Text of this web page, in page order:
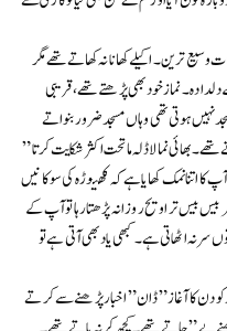
سیع ترین۔ اکیلے کھانا نہ کھاتے تھے مگر
۔ نماز خود بھی پڑھتے تھے ، قریبی
نہیں ہوتی تھی وہاں مسجد ضرور بنواتے
۔ بھائی نما لاڈلہ ماتحت اکثر شکایت کرتا ”
اتنا نمک کھایا ہے کہ کھیوڑہ کی سو کانیں
بیس تراویح روزانہ پڑھتارہا تو آپ کے
نہ اٹھاتی ہے۔ کبھی یاد بھی آتی ہے تو
کو دن کا آغاز” ڈان” اخبار پڑھنے سے کرتے